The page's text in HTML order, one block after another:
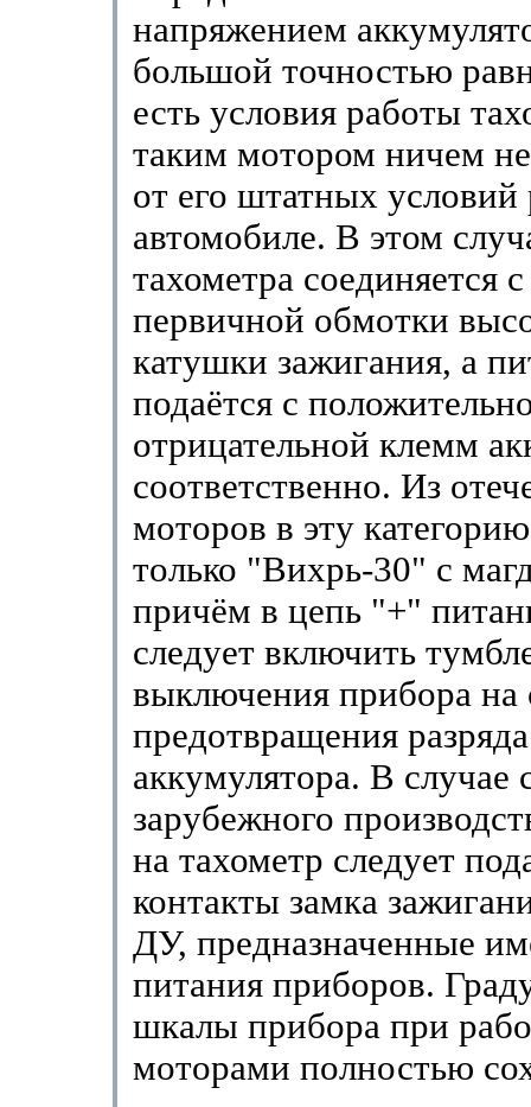
напряжением
большой точностью
есть условия работы
таким мотором ничем
от его штатных условий
автомобиле. В этом
тахометра соединяется
первичной обмотки
катушки зажигания, а
подаётся с
отрицательной клемм
соответственно. Из
моторов в эту
только "Вихрь-30" с
причём в цепь "+"
следует включить
выключения прибора на
предотвращения разряда
аккумулятора. В случае
зарубежного
на тахометр следует
контакты замка
ДУ, предназначенные
питания приборов.
шкалы прибора при
моторами полностью